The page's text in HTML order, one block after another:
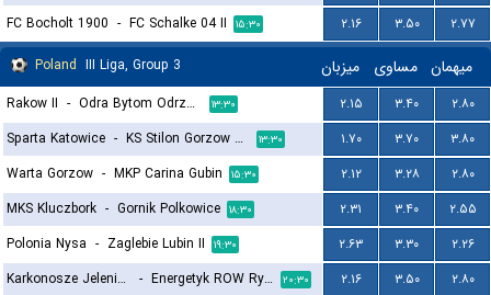
FC Bocholt 1900 - FC Schalke 04 II ۱۵:۳۰ ۲.۱۶ ۳.۵۰
۲.۷۷
Poland III Liga, Group 3 میزبان مساوی میهمان
Rakow II - Odra Bytom Odrzanski ۱۳:۳۰ ۲.۱۵ ۳.۴۰
۲.۸۰
Sparta Katowice - KS Stilon Gorzow Wielkopolski ۱۳:۳۰ ۱.۷۰ ۳.۷۰
۳.۸۰
Warta Gorzow - MKP Carina Gubin ۱۵:۳۰ ۲.۱۲ ۳.۲۸
۲.۸۰
MKS Kluczbork - Gornik Polkowice ۱۸:۳۰ ۲.۳۱ ۳.۴۰
۲.۵۵
Polonia Nysa - Zaglebie Lubin II ۱۹:۳۰ ۲.۶۳ ۳.۳۰
۲.۲۶
Karkonosze Jelenia Gora
- Energetyk ROW Rybnik ۲۰:۳۰ ۲.۱۶ ۳.۵۰
۲.۸۰